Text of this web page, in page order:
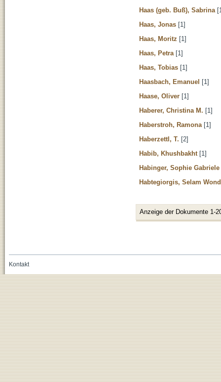
Haas (geb. Buß), Sabrina
Haas, Jonas [1]
Haas, Moritz [1]
Haas, Petra [1]
Haas, Tobias [1]
Haasbach, Emanuel [1]
Haase, Oliver [1]
Haberer, Christina M. [1]
Haberstroh, Ramona [1]
Haberzettl, T. [2]
Habib, Khushbakht [1]
Habinger, Sophie Gabriele
Habtegiorgis, Selam
Anzeige der Dokumente 1-
Kontakt